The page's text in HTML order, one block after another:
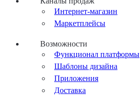
Интернет-магазин
Маркетплейсы
Возможности
Функционал платформы
Шаблоны дизайна
Приложения
Доставка